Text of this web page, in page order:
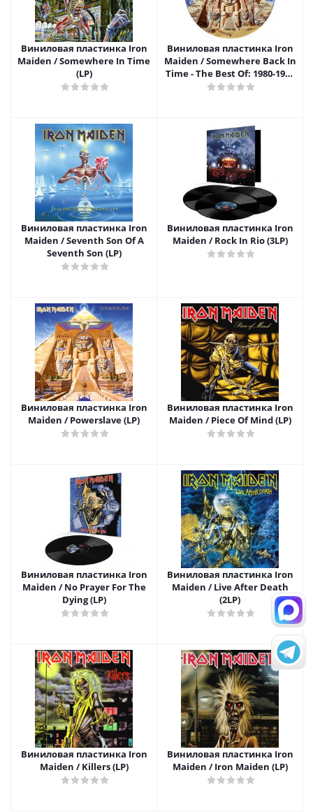
Виниловая пластинка Iron
Maiden / Somewhere In Time
(LP)
Виниловая пластинка Iron
Maiden / Somewhere Back In
Time - The Best Of: 1980-1989
(Picture Disc)(2LP)
Виниловая пластинка Iron
Maiden / Seventh Son Of A
Seventh Son (LP)
Виниловая пластинка Iron
Maiden / Rock In Rio (3LP)
Виниловая пластинка Iron
Maiden / Powerslave (LP)
Виниловая пластинка Iron
Maiden / Piece Of Mind (LP)
Виниловая пластинка Iron
Maiden / No Prayer For The
Dying (LP)
Виниловая пластинка Iron
Maiden / Live After Death
(2LP)
Виниловая пластинка Iron
Maiden / Killers (LP)
Виниловая пластинка Iron
Maiden / Iron Maiden (LP)